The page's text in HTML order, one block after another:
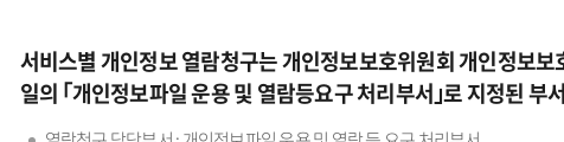
서비스별 개인정보 열람청구는 개인정보보호위원회 개인정보
일의 ｢개인정보파일 운용 및 열람등요구 처리부서｣로 지정된 부